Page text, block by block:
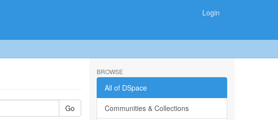
Login
Go
BROWSE
All of DSpace
Communities & Collections